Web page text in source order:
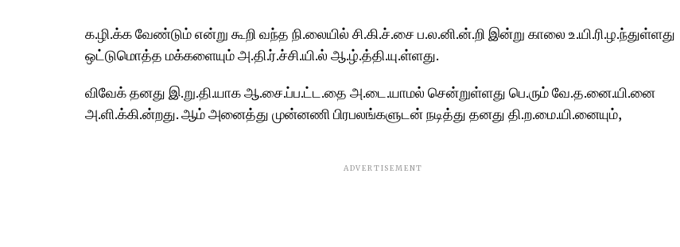
க.ழி.க்க வேண்டும் என்று கூறி வந்த நி.லையில் சி.கி.ச்.சை ப.ல.னி.ன்.றி இன்று காலை உ.யி.ரி.ழ.ந்துள்ளது
ஒட்டுமொத்த மக்களையும் அ.தி.ர்.ச்சி.யி.ல் ஆ.ழ்.த்தி.யு.ள்ளது.
விவேக் தனது இ.று.தி.யாக ஆ.சை.ப்ப.ட்ட.தை அ.டை.யாமல் சென்றுள்ளது பெ.ரும் வே.த.னை.யி.னை
அ.ளி.க்கி.ன்றது. ஆம் அனைத்து முன்னணி பிரபலங்களுடன் நடித்து தனது தி.ற.மை.யி.னையும்,
ADVERTISEMENT